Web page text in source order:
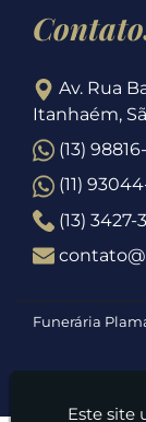
Av. Rua
Itanhaém,
(13)
(11)
(13) 3427-
Funerária
Este site